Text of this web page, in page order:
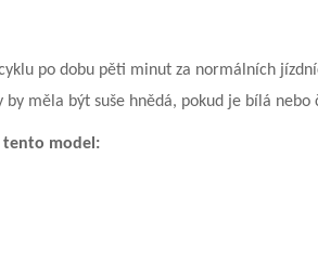
po dobu pěti minut za normálních
by měla být suše hnědá, pokud je bílá
tento model: